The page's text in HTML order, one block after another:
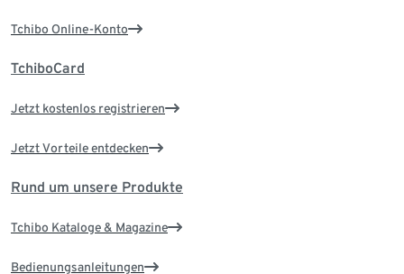
Tchibo Online-Konto
TchiboCard
Jetzt kostenlos registrieren
Jetzt Vorteile entdecken
Rund um unsere Produkte
Tchibo Kataloge & Magazine
Bedienungsanleitungen